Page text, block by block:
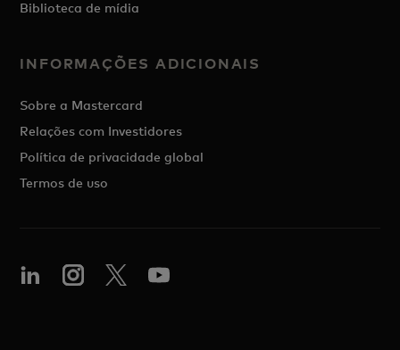
Biblioteca de mídia
INFORMAÇÕES ADICIONAIS
Sobre a Mastercard
Relações com Investidores
Política de privacidade global
Termos de uso